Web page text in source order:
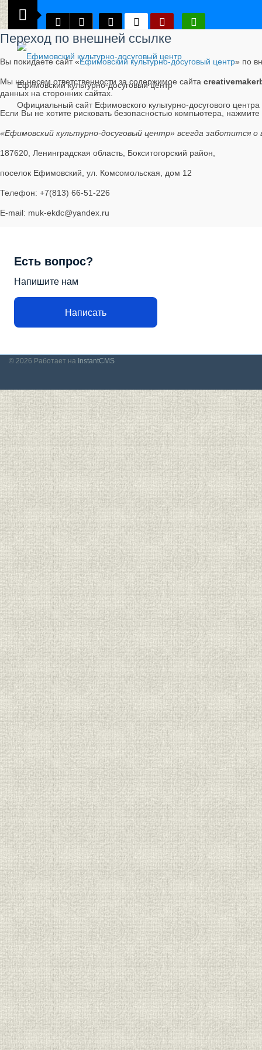
Ефимовский культурно-досуговый центр
Официальный сайт Ефимовского культурно-досугового центра
Переход по внешней ссылке
Вы покидаете сайт «Ефимовский культурно-досуговый центр» по
Мы не несем ответственности за содержимое сайта
данных на сторонних сайтах.
Если Вы не хотите рисковать безопасностью компьютера, нажмите
«Ефимовский культурно-досуговый центр» всегда заботится о
187620, Ленинградская область, Бокситогорский район,
поселок Ефимовский, ул. Комсомольская, дом 12
Телефон: +7(813) 66-51-226
E-mail: muk-ekdc@yandex.ru
Есть вопрос?
Напишите нам
Написать
© 2026 Работает на InstantCMS